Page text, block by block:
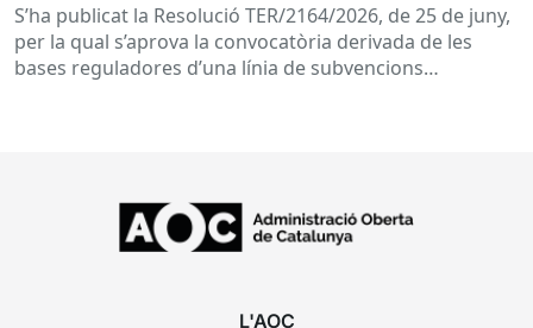
S’ha publicat la Resolució TER/2164/2026, de 25 de juny,
per la qual s’aprova la convocatòria derivada de les
bases reguladores d’una línia de subvencions
L'AOC